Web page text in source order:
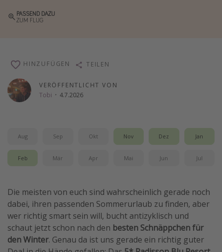
Wochenendtrip
Gruppenreisen
Hotels in Hamburg
Hotels in Amsterdam
Weitere Themen
Reise Journal
Rundreisen in Thailand
Bahnreisen in der Schweiz
Reisepassfreie Reiseziele
Travel Know How
PASSEND DAZU
ZUM FLUG
VERÖFFENTLICHT VON
Tobi · 4.7.2026
HINZUFÜGEN TEILEN
Aug Sep Okt Nov Dez Jan
Feb Mär Apr Mai Jun Jul
Die meisten von euch sind wahrscheinlich gerade noch
dabei, ihren passenden Sommerurlaub zu finden, aber
wer richtig smart sein will, bucht antizyklisch und
schaut jetzt schon nach den besten Schnäppchen für
den Winter. Genau da ist uns gerade ein richtig guter